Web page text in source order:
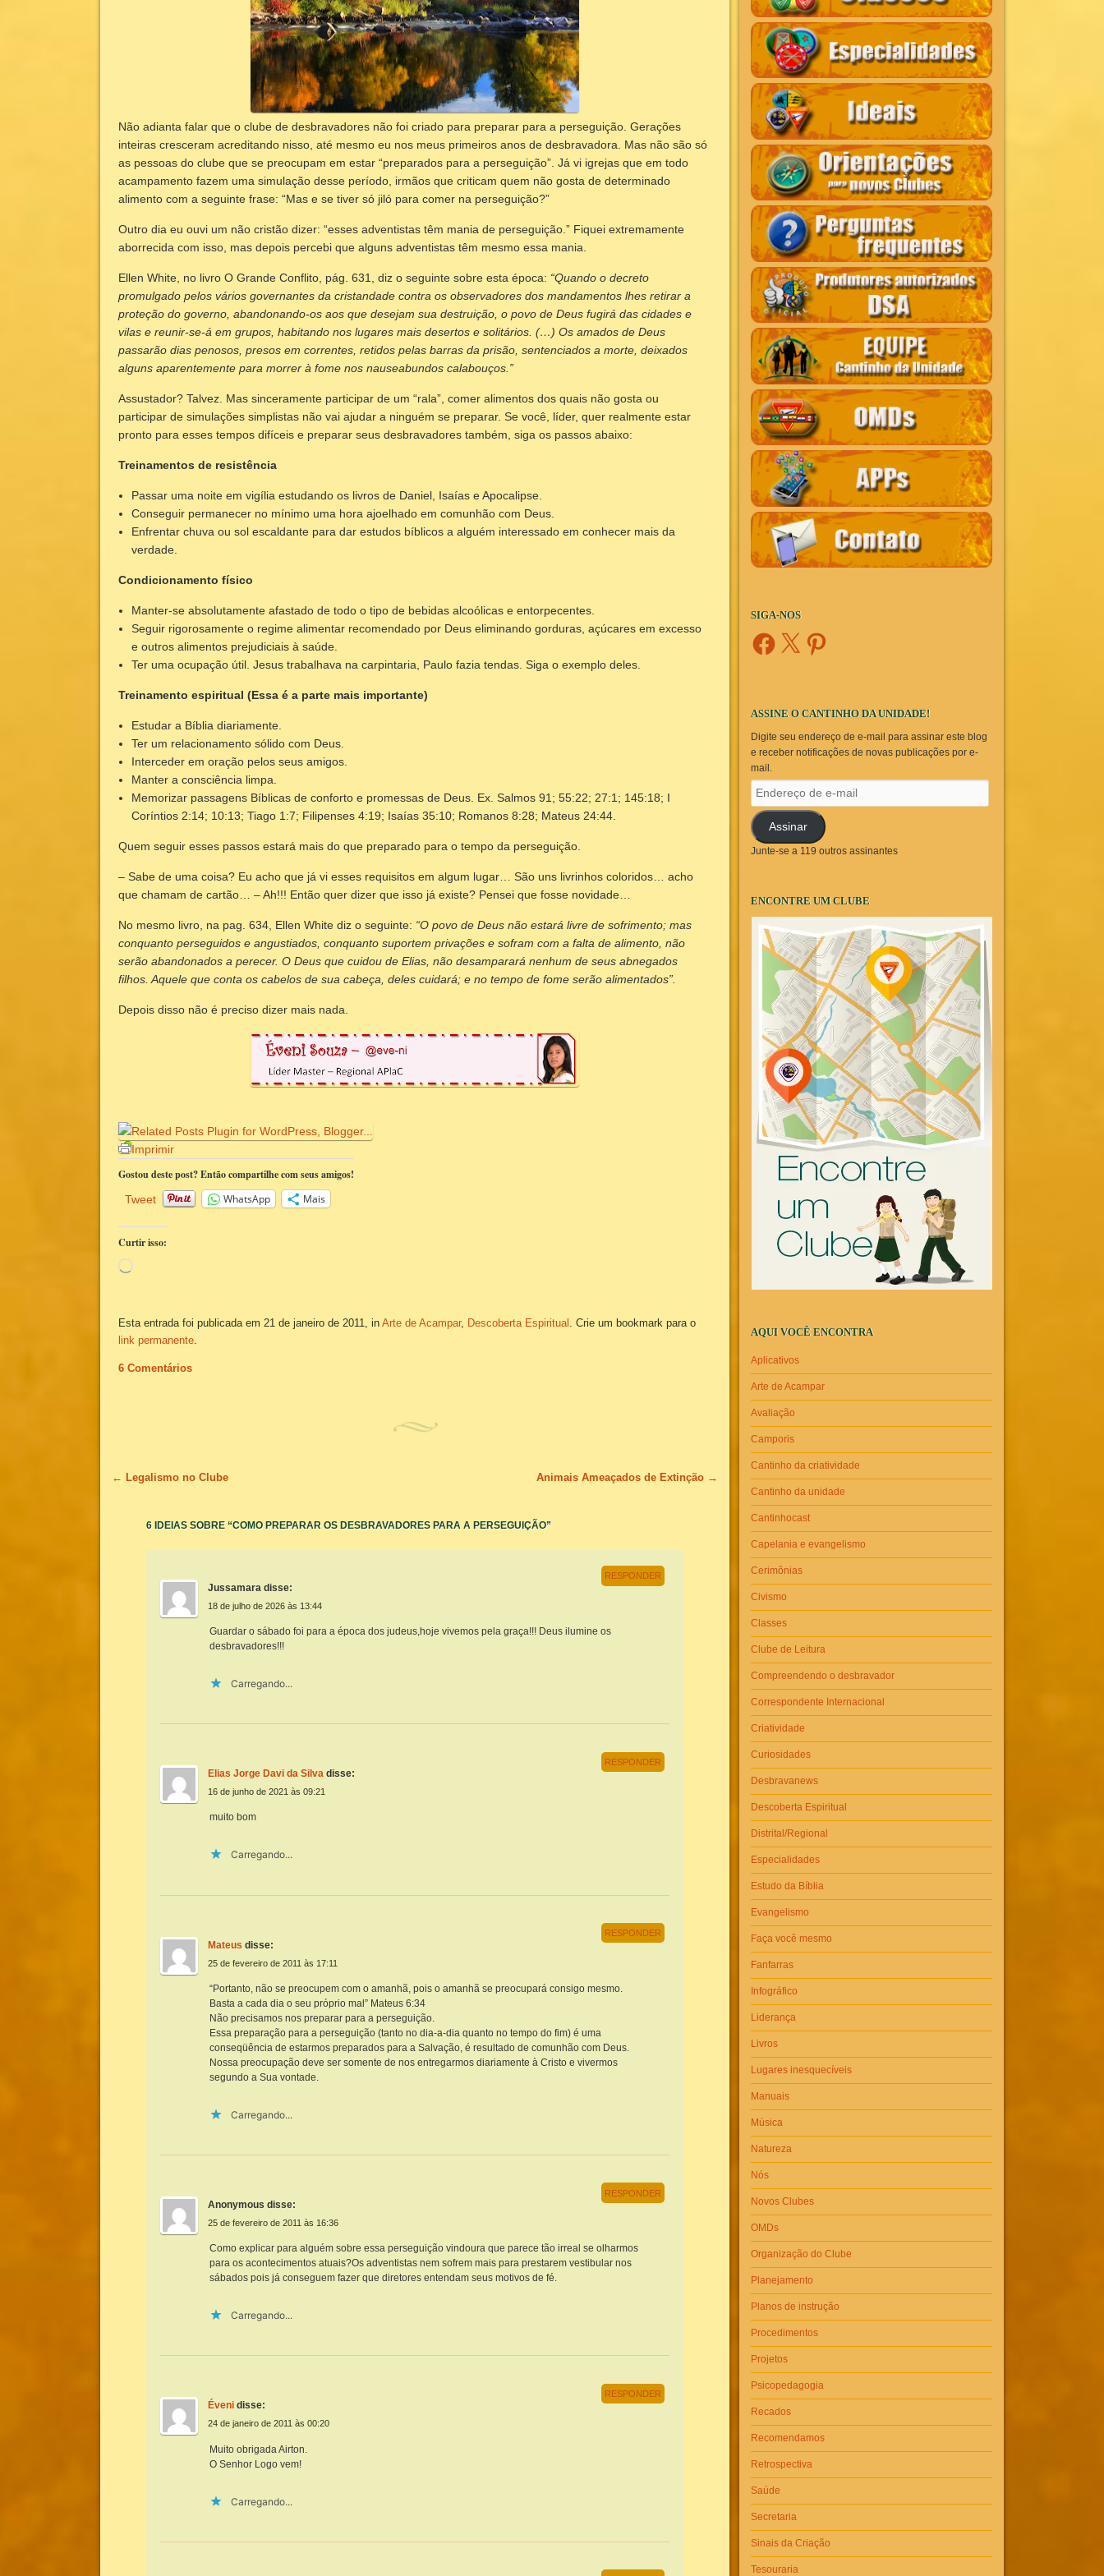
Não adianta falar que o clube de desbravadores não foi criado para preparar para a perseguição. Gerações
inteiras cresceram acreditando nisso, até mesmo eu nos meus primeiros anos de desbravadora. Mas não são só
as pessoas do clube que se preocupam em estar “preparados para a perseguição”. Já vi igrejas que em todo
acampamento fazem uma simulação desse período, irmãos que criticam quem não gosta de determinado
alimento com a seguinte frase: “Mas e se tiver só jiló para comer na perseguição?”
Outro dia eu ouvi um não cristão dizer: “esses adventistas têm mania de perseguição.” Fiquei extremamente
aborrecida com isso, mas depois percebi que alguns adventistas têm mesmo essa mania.
Ellen White, no livro O Grande Conflito, pág. 631, diz o seguinte sobre esta época: “Quando o decreto
promulgado pelos vários governantes da cristandade contra os observadores dos mandamentos lhes retirar a
proteção do governo, abandonando-os aos que desejam sua destruição, o povo de Deus fugirá das cidades e
vilas e reunir-se-á em grupos, habitando nos lugares mais desertos e solitários. (…) Os amados de Deus
passarão dias penosos, presos em correntes, retidos pelas barras da prisão, sentenciados a morte, deixados
alguns aparentemente para morrer à fome nos nauseabundos calabouços.”
Assustador? Talvez. Mas sinceramente participar de um “rala”, comer alimentos dos quais não gosta ou
participar de simulações simplistas não vai ajudar a ninguém se preparar. Se você, líder, quer realmente estar
pronto para esses tempos difíceis e preparar seus desbravadores também, siga os passos abaixo:
Treinamentos de resistência
Passar uma noite em vigília estudando os livros de Daniel, Isaías e Apocalipse.
Conseguir permanecer no mínimo uma hora ajoelhado em comunhão com Deus.
Enfrentar chuva ou sol escaldante para dar estudos bíblicos a alguém interessado em conhecer mais da
verdade.
Condicionamento físico
Manter-se absolutamente afastado de todo o tipo de bebidas alcoólicas e entorpecentes.
Seguir rigorosamente o regime alimentar recomendado por Deus eliminando gorduras, açúcares em excesso
e outros alimentos prejudiciais à saúde.
Ter uma ocupação útil. Jesus trabalhava na carpintaria, Paulo fazia tendas. Siga o exemplo deles.
Treinamento espiritual (Essa é a parte mais importante)
Estudar a Bíblia diariamente.
Ter um relacionamento sólido com Deus.
Interceder em oração pelos seus amigos.
Manter a consciência limpa.
Memorizar passagens Bíblicas de conforto e promessas de Deus. Ex. Salmos 91; 55:22; 27:1; 145:18; I
Coríntios 2:14; 10:13; Tiago 1:7; Filipenses 4:19; Isaías 35:10; Romanos 8:28; Mateus 24:44.
Quem seguir esses passos estará mais do que preparado para o tempo da perseguição.
– Sabe de uma coisa? Eu acho que já vi esses requisitos em algum lugar… São uns livrinhos coloridos… acho
que chamam de cartão… – Ah!!! Então quer dizer que isso já existe? Pensei que fosse novidade…
No mesmo livro, na pag. 634, Ellen White diz o seguinte: “O povo de Deus não estará livre de sofrimento; mas
conquanto perseguidos e angustiados, conquanto suportem privações e sofram com a falta de alimento, não
serão abandonados a perecer. O Deus que cuidou de Elias, não desamparará nenhum de seus abnegados
filhos. Aquele que conta os cabelos de sua cabeça, deles cuidará; e no tempo de fome serão alimentados”.
Depois disso não é preciso dizer mais nada.
Imprimir
Gostou deste post? Então compartilhe com seus amigos!
Tweet WhatsApp Mais
Curtir isso:
Carregando...
Esta entrada foi publicada em 21 de janeiro de 2011, inArte de Acampar, Descoberta Espiritual
. Crie um bookmark para o
link permanente
6 Comentários
Navegação de posts
← Legalismo no Clube Animais Ameaçados de Extinção →
6 IDEIAS SOBRE “COMO PREPARAR OS DESBRAVADORES PARA A PERSEGUIÇÃO”
Jussamara disse:
18 de julho de 2026 às 13:44
Guardar o sábado foi para a época dos judeus,hoje vivemos pela graça!!! Deus ilumine os
desbravadores!!!
Carregando...
RESPONDER
Elias Jorge Davi da Silva disse:
16 de junho de 2021 às 09:21
muito bom
Carregando...
RESPONDER
Mateus disse:
25 de fevereiro de 2011 às 17:11
“Portanto, não se preocupem com o amanhã, pois o amanhã se preocupará consigo mesmo.
Basta a cada dia o seu próprio mal” Mateus 6:34
Não precisamos nos preparar para a perseguição.
Essa preparação para a perseguição (tanto no dia-a-dia quanto no tempo do fim) é uma
conseqüência de estarmos preparados para a Salvação, é resultado de comunhão com Deus.
Nossa preocupação deve ser somente de nos entregarmos diariamente à Cristo e vivermos
segundo a Sua vontade.
Carregando...
RESPONDER
Anonymous disse:
25 de fevereiro de 2011 às 16:36
Como explicar para alguém sobre essa perseguição vindoura que parece tão irreal se olharmos
para os acontecimentos atuais?Os adventistas nem sofrem mais para prestarem vestibular nos
sábados pois já conseguem fazer que diretores entendam seus motivos de fé.
Carregando...
RESPONDER
Éveni disse:
24 de janeiro de 2011 às 00:20
Muito obrigada Airton.
O Senhor Logo vem!
Carregando...
RESPONDER
SIGA-NOS
Facebook
X Pinterest
ASSINE O CANTINHO DA UNIDADE!
Digite seu endereço de e-mail para assinar este blog
e receber notificações de novas publicações por e-
mail.
Endereço
de
e-
mailAssinar
Junte-se a 119 outros assinantes
ENCONTRE UM CLUBE
AQUI VOCÊ ENCONTRA
Aplicativos
Arte de Acampar
Avaliação
Camporis
Cantinho da criatividade
Cantinho da unidade
Cantinhocast
Capelania e evangelismo
Cerimônias
Civismo
Classes
Clube de Leitura
Compreendendo o desbravador
Correspondente Internacional
Criatividade
Curiosidades
Desbravanews
Descoberta Espiritual
Distrital/Regional
Especialidades
Estudo da Bíblia
Evangelismo
Faça você mesmo
Fanfarras
Infográfico
Liderança
Livros
Lugares inesquecíveis
Manuais
Música
Natureza
Nós
Novos Clubes
OMDs
Organização do Clube
Planejamento
Planos de instrução
Procedimentos
Projetos
Psicopedagogia
Recados
Recomendamos
Retrospectiva
Saúde
Secretaria
Sinais da Criação
Tesouraria